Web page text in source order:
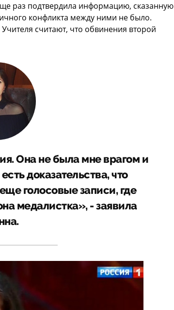
раз подтвердила информацию, сказанную
конфликта между ними не было.
считают, что обвинения второй
Она не была мне врагом и
доказательства, что
голосовые записи, где
медалистка», - заявила